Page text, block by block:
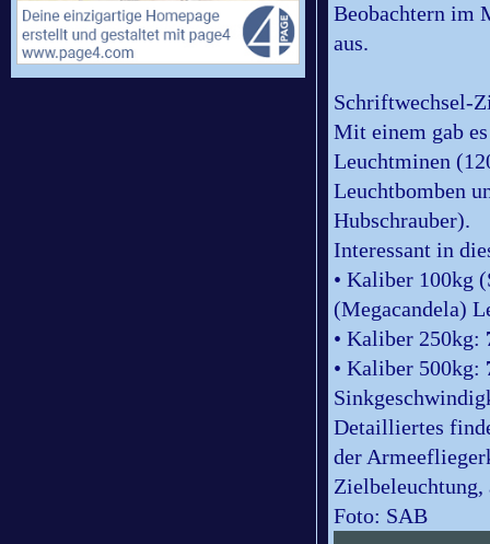
Beobachtern im
aus.
Schriftwechsel-
Mit einem gab
Leuchtminen
Leuchtbomben
Hubschrauber).
Interessant in
• Kaliber 100kg
(Megacandela)
• Kaliber 250kg:
• Kaliber 500kg:
Detailliertes
der
Zielbeleuchtung,
Foto: SAB